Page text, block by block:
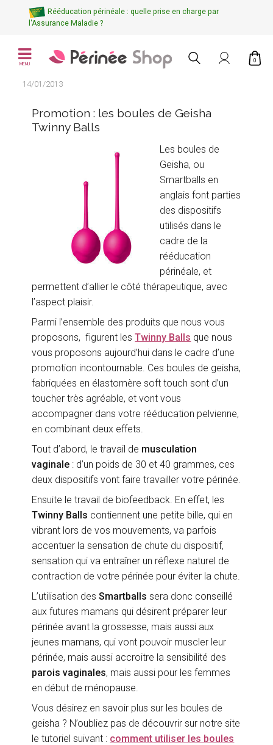
Rééducation périnéale : quelle prise en charge par
l'Assurance Maladie ?
MENU
0
14/01/2013
Promotion : les boules de Geisha
Twinny Balls
Les boules de
Geisha, ou
Smartballs en
anglais font parties
des dispositifs
utilisés dans le
cadre de la
rééducation
périnéale, et
permettent d’allier le côté thérapeutique, avec
l’aspect plaisir.
Parmi l’ensemble des produits que nous vous
proposons, figurent lesTwinny Balls que nous
vous proposons aujourd’hui dans le cadre d’une
promotion incontournable. Ces boules de geisha,
fabriquées en élastomère soft touch sont d’un
toucher très agréable, et vont vous
accompagner dans votre rééducation pelvienne,
en combinant deux effets.
Tout d’abord, le travail de musculation
vaginale : d’un poids de 30 et 40 grammes, ces
deux dispositifs vont faire travailler votre périnée.
Ensuite le travail de biofeedback. En effet, les
Twinny Balls contiennent une petite bille, qui en
vibrant lors de vos mouvements, va parfois
accentuer la sensation de chute du dispositif,
sensation qui va entraîner un réflexe naturel de
contraction de votre périnée pour éviter la chute.
L’utilisation desSmartballs sera donc conseillé
aux futures mamans qui désirent préparer leur
périnée avant la grossesse, mais aussi aux
jeunes mamans, qui vont pouvoir muscler leur
périnée, mais aussi accroitre la sensibilité des
parois vaginales, mais aussi pour les femmes
en début de ménopause.
Vous désirez en savoir plus sur les boules de
geisha ? N’oubliez pas de découvrir sur notre site
le tutoriel suivant : comment utiliser les boules